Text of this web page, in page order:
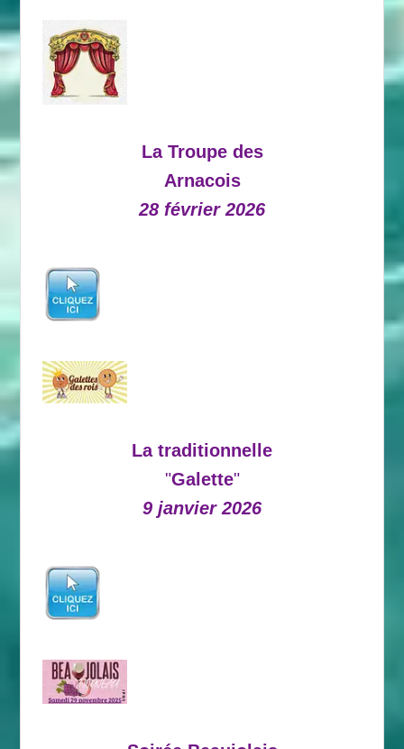
La Troupe des
Arnacois
28 février 2026
La traditionnelle
"Galette"
9 janvier 2026